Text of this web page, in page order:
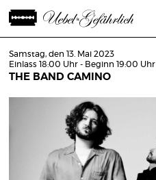
Samstag, den 13. Mai 2023
Einlass 18:00 Uhr - Beginn 19:00 Uhr
THE BAND CAMINO